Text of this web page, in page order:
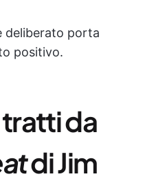
deliberato porta
positivo.
da
di Jim